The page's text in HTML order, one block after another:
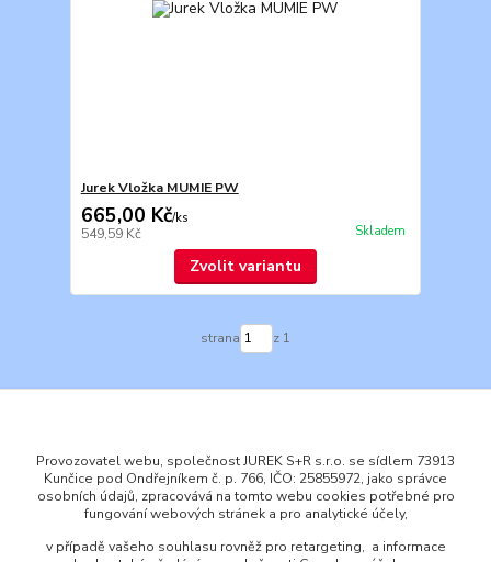
Jurek Vložka MUMIE PW
665,00 Kč/ks
549,59 Kč Skladem
Zvolit variantu
strana z 1
ENGLISH
© 2016 JUREK S+R s.r.o., IČ 25855972
Provozovatel webu, společnost JUREK S+R s.r.o. se sídlem 73913
Kunčice pod Ondřejníkem č. p. 766, IČO: 25855972, jako správce
osobních údajů, zpracovává na tomto webu cookies potřebné pro
fungování webových stránek a pro analytické účely,
v případě vašeho souhlasu rovněž pro retargeting, a informace